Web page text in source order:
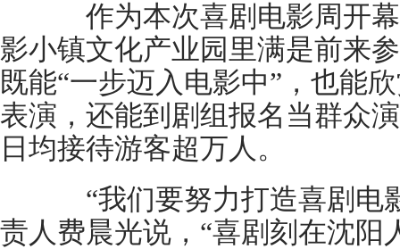
作为本次喜剧电影周开幕
影小镇文化产业园里满是前来
既能“一步迈入电影中”，也能
表演，还能到剧组报名当群众
日均接待游客超万人。
“我们要努力打造喜剧电影
责人费晨光说，“喜剧刻在沈阳